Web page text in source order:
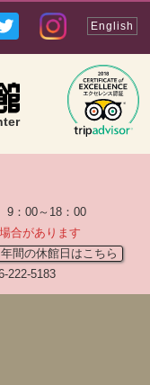
English
：00～18：00
合があります
年間の休館日はこちら
222-5183